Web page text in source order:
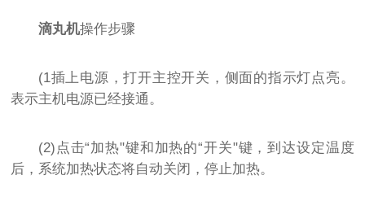
滴丸机操作步骤
(1插上电源，打开主控开关，侧面的指示灯点亮。
表示主机电源已经接通。
(2)点击“加热"键和加热的“开关"键，到达设定温度
后，系统加热状态将自动关闭，停止加热。